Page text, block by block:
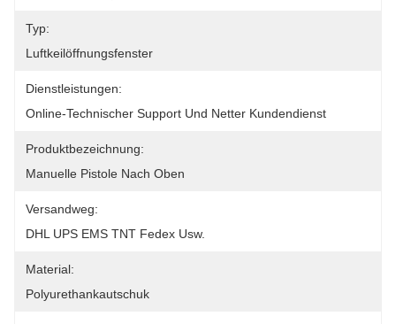
Typ:
Luftkeilöffnungsfenster
Dienstleistungen:
Online-Technischer Support Und Netter Kundendienst
Produktbezeichnung:
Manuelle Pistole Nach Oben
Versandweg:
DHL UPS EMS TNT Fedex Usw.
Material:
Polyurethankautschuk